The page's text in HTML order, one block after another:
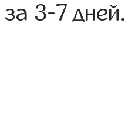
за 3-7 дней.